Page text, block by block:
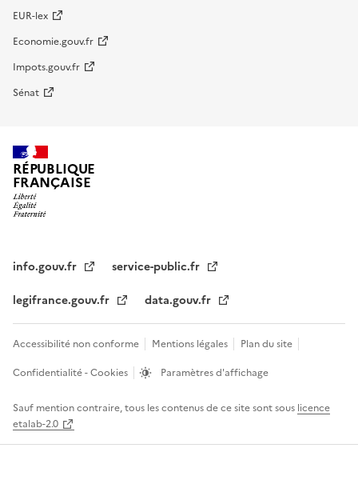
EUR-lex
Economie.gouv.fr
Impots.gouv.fr
Sénat
RÉPUBLIQUE
FRANÇAISE
info.gouv.fr
service-public.fr
legifrance.gouv.fr
data.gouv.fr
Accessibilité non conforme Mentions légales
Plan du site
Confidentialité - Cookies
Paramètres d'affichage
Sauf mention contraire, tous les contenus de ce site sont sous licence
etalab-2.0